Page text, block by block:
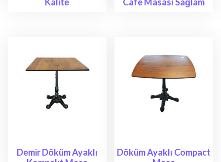
Demir Döküm Ayaklı
Döküm Ayaklı Compact